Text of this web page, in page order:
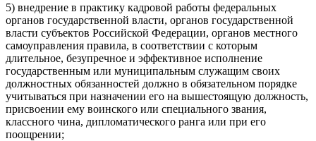
5) внедрение в практику кадровой работы федеральных
органов государственной власти, органов государственной
власти субъектов Российской Федерации, органов местного
самоуправления правила, в соответствии с которым
длительное, безупречное и эффективное исполнение
государственным или муниципальным служащим своих
должностных обязанностей должно в обязательном порядке
учитываться при назначении его на вышестоящую должность,
присвоении ему воинского или специального звания,
классного чина, дипломатического ранга или при его
поощрении;